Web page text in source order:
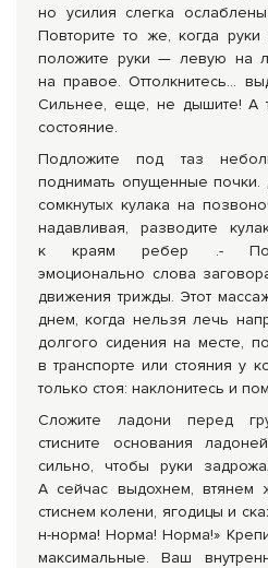
но усилия слегка
Повторите то же, когда
положите руки — левую на
на правое. Оттолкнитесь...
Сильнее, еще, не дышите! А
состояние.
Подложите под таз
поднимать опущенные почки.
сомкнутых кулака на
надавливая, разводите
к краям ребер .-
эмоционально слова
движения трижды. Этот
днем, когда нельзя лечь
долгого сидения на месте,
в транспорте или стояния у
только стоя: наклонитесь и
Сложите ладони перед
стисните основания
сильно, чтобы руки
А сейчас выдохнем, втянем
стиснем колени, ягодицы и
н-норма! Норма! Норма!»
максимальные. Ваш